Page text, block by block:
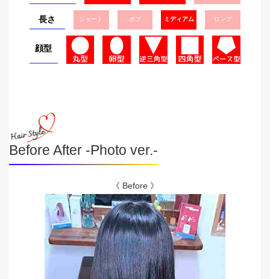
長さ ショート ボブ ミディアム ロング
顔型
Before After -Photo ver.-
《 Before 》